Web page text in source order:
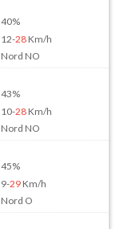
40%
12-28Km/h
Nord NO
43%
10-28Km/h
Nord NO
45%
9-29Km/h
Nord O